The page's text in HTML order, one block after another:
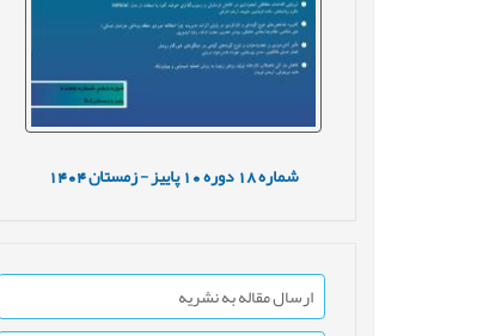
شماره دوره پاییز - زمستان1404
ارسال مقاله به نشریه